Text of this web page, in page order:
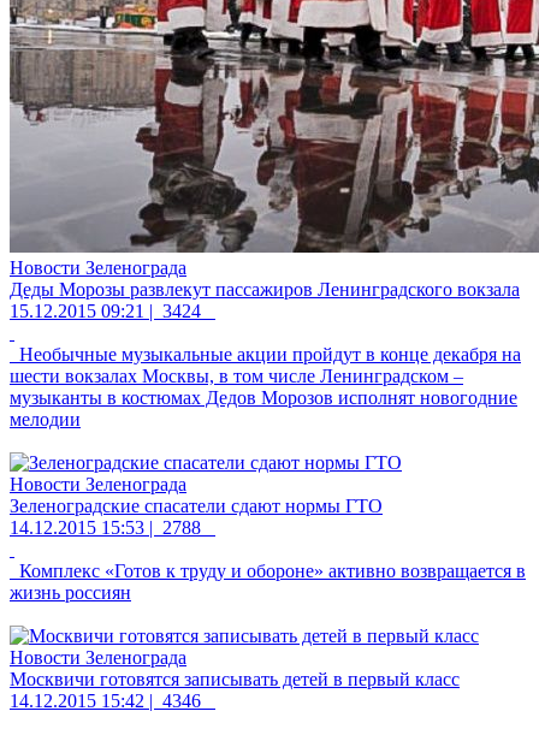
Новости Зеленограда
Деды Морозы развлекут пассажиров Ленинградского вокзала
15.12.2015 09:21 | 3424
Необычные музыкальные акции пройдут в конце декабря на
шести вокзалах Москвы, в том числе Ленинградском –
музыканты в костюмах Дедов Морозов исполнят новогодние
мелодии
Новости Зеленограда
Зеленоградские спасатели сдают нормы ГТО
14.12.2015 15:53 | 2788
Комплекс «Готов к труду и обороне» активно возвращается в
жизнь россиян
Новости Зеленограда
Москвичи готовятся записывать детей в первый класс
14.12.2015 15:42 | 4346